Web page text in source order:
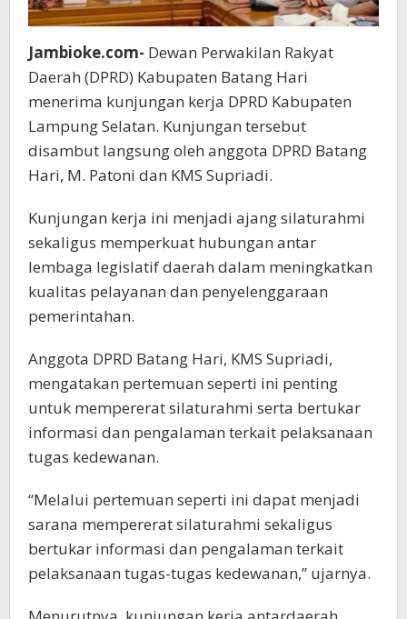
Jambioke.com- Dewan Perwakilan Rakyat
Daerah (DPRD) Kabupaten Batang Hari
menerima kunjungan kerja DPRD Kabupaten
Lampung Selatan. Kunjungan tersebut
disambut langsung oleh anggota DPRD Batang
Hari, M. Patoni dan KMS Supriadi.
Kunjungan kerja ini menjadi ajang silaturahmi
sekaligus memperkuat hubungan antar
lembaga legislatif daerah dalam meningkatkan
kualitas pelayanan dan penyelenggaraan
pemerintahan.
Anggota DPRD Batang Hari, KMS Supriadi,
mengatakan pertemuan seperti ini penting
untuk mempererat silaturahmi serta bertukar
informasi dan pengalaman terkait pelaksanaan
tugas kedewanan.
“Melalui pertemuan seperti ini dapat menjadi
sarana mempererat silaturahmi sekaligus
bertukar informasi dan pengalaman terkait
pelaksanaan tugas-tugas kedewanan,” ujarnya.